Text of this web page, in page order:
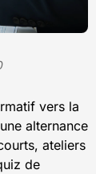
vers la
alternance
ateliers
de